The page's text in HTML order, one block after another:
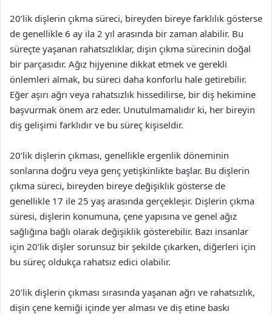
20’lik dişlerin çıkma süreci, bireyden bireye farklılık gösterse
de genellikle 6 ay ila 2 yıl arasında bir zaman alabilir. Bu
süreçte yaşanan rahatsızlıklar, dişin çıkma sürecinin doğal
bir parçasıdır. Ağız hijyenine dikkat etmek ve gerekli
önlemleri almak, bu süreci daha konforlu hale getirebilir.
Eğer aşırı ağrı veya rahatsızlık hissedilirse, bir diş hekimine
başvurmak önem arz eder. Unutulmamalıdır ki, her bireyin
diş gelişimi farklıdır ve bu süreç kişiseldir.
20’lik dişlerin çıkması, genellikle ergenlik döneminin
sonlarına doğru veya genç yetişkinlikte başlar. Bu dişlerin
çıkma süreci, bireyden bireye değişiklik gösterse de
genellikle 17 ile 25 yaş arasında gerçekleşir. Dişlerin çıkma
süresi, dişlerin konumuna, çene yapısına ve genel ağız
sağlığına bağlı olarak değişiklik gösterebilir. Bazı insanlar
için 20’lik dişler sorunsuz bir şekilde çıkarken, diğerleri için
bu süreç oldukça rahatsız edici olabilir.
20’lik dişlerin çıkması sırasında yaşanan ağrı ve rahatsızlık,
dişin çene kemiği içinde yer alması ve diş etine baskı